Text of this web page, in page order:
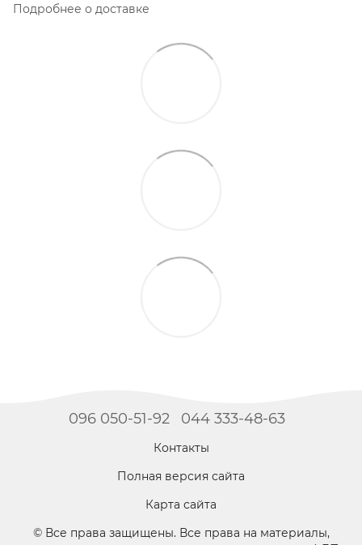
Подробнее о доставке
096 050-51-92 044 333-48-63
Контакты
Полная версия сайта
Карта сайта
© Все права защищены. Все права на материалы,